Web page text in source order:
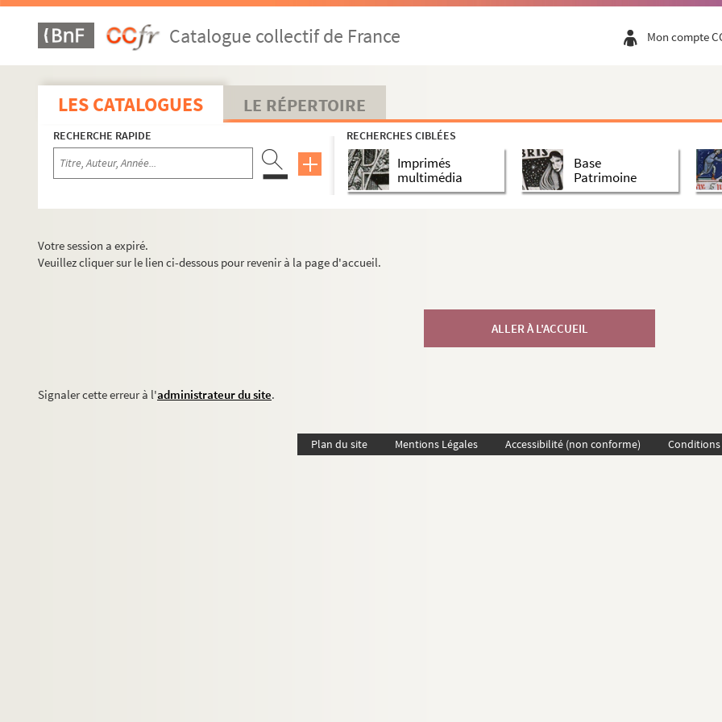
Catalogue collectif de France Mon compte
LES CATALOGUES LE RÉPERTOIRE
RECHERCHE RAPIDE RECHERCHES CIBLÉES
Imprimés
multimédia
Base
Patrimoine
Votre session a expiré.
Veuillez cliquer sur le lien ci-dessous pour revenir à la page d'accueil.
ALLER À L'ACCUEIL
Signaler cette erreur à l'administrateur du site.
Plan du site Mentions Légales Accessibilité (non conforme)